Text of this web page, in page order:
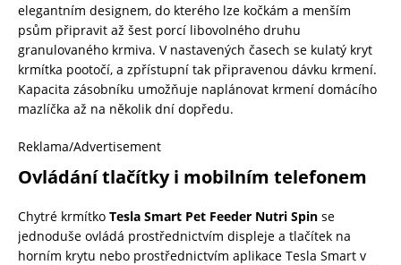
elegantním designem, do kterého lze kočkám a menším
psům připravit až šest porcí libovolného druhu
granulovaného krmiva. V nastavených časech se kulatý kryt
krmítka pootočí, a zpřístupní tak připravenou dávku krmení.
Kapacita zásobníku umožňuje naplánovat krmení domácího
mazlíčka až na několik dní dopředu.
Reklama/Advertisement
Ovládání tlačítky i mobilním telefonem
Chytré krmítko Tesla Smart Pet Feeder Nutri Spin se
jednoduše ovládá prostřednictvím displeje a tlačítek na
horním krytu nebo prostřednictvím aplikace Tesla Smart v